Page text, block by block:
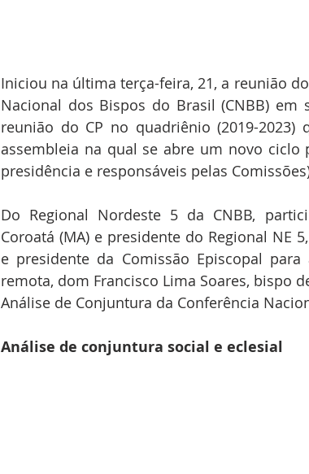
Iniciou na última terça-feira, 21, a reunião
Nacional dos Bispos do Brasil (CNBB)
reunião do CP no quadriênio (2019-2023)
assembleia na qual se abre um novo ciclo
presidência e responsáveis pelas
Do Regional Nordeste 5 da CNBB,
Coroatá (MA) e presidente do Regional NE
e presidente da Comissão Episcopal
remota, dom Francisco Lima Soares, bispo
Análise de Conjuntura da Conferência
Análise de conjuntura social e eclesial